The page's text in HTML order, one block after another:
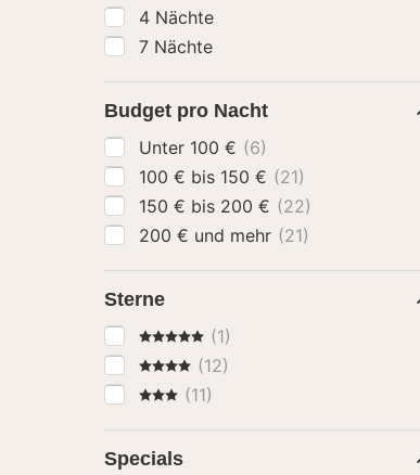
4 Nächte
7 Nächte
Budget pro Nacht
Unter 100 € (6)
100 € bis 150 € (21)
150 € bis 200 € (22)
200 € und mehr (21)
Sterne
5 Sterne (1)
4 Sterne(12)
3 Sterne
(11)
Specials